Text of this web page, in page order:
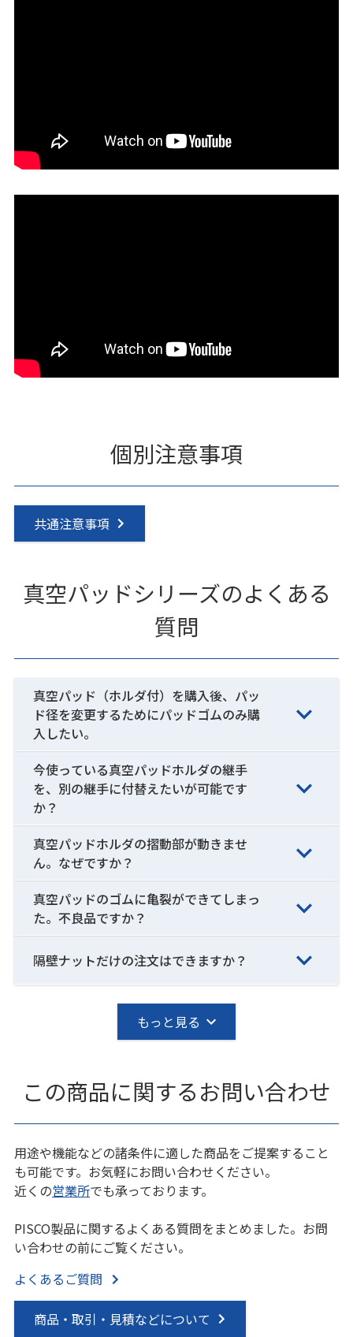
個別注意事項
共通注意事項
真空パッドシリーズのよくある
質問
真空パッド（ホルダ付）を購入後、パッ
ド径を変更するためにパッドゴムのみ購
入したい。
今使っている真空パッドホルダの継手
を、別の継手に付替えたいが可能です
か？
真空パッドホルダの摺動部が動きませ
ん。なぜですか？
真空パッドのゴムに亀裂ができてしまっ
た。不良品ですか？
隔壁ナットだけの注文はできますか？
もっと見る
この商品に関するお問い合わせ
用途や機能などの諸条件に適した商品をご提案すること
も可能です。お気軽にお問い合わせください。
近くの営業所でも承っております。
PISCO製品に関するよくある質問をまとめました。お問
い合わせの前にご覧ください。
よくあるご質問
商品・取引・見積などについて